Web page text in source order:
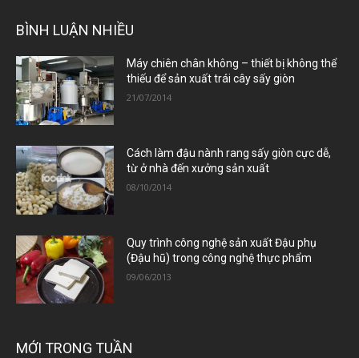
BÌNH LUẬN NHIỀU
Máy chiên chân không – thiết bị không thể
thiếu để sản xuất trái cây sấy giòn
21/07/2014
Cách làm đậu nành rang sấy giòn cực dễ,
từ ở nhà đến xưởng sản xuất
08/10/2014
Quy trình công nghệ sản xuất Đậu phụ
(Đậu hũ) trong công nghệ thực phẩm
09/06/2013
MỚI TRONG TUẦN